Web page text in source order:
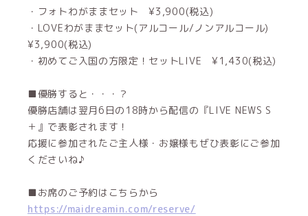
・フォトわがままセット ¥3,900(税込)
・LOVEわがままセット(アルコール/ノンアルコール)
¥3,900(税込)
・初めてご入国の方限定！セットLIVE ¥1,430(税込)
■優勝すると・・・？
優勝店舗は翌月6日の18時から配信の『LIVE NEWS S
＋』で表彰されます！
応援に参加されたご主人様・お嬢様もぜひ表彰にご参加
くださいね♪
■お席のご予約はこちらから
https://maidreamin.com/reserve/